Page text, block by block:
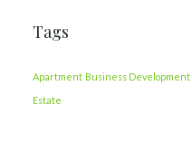
Tags
Apartment Business Development
Estate